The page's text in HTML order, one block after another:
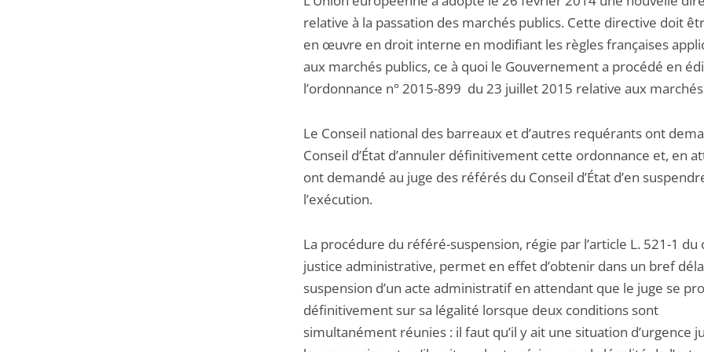
relative à la passation des marchés publics. Cette directive doit
en œuvre en droit interne en modifiant les règles françaises
aux marchés publics, ce à quoi le Gouvernement a procédé en
l’ordonnance n° 2015-899 du 23 juillet 2015 relative aux
Le Conseil national des barreaux et d’autres requérants ont
Conseil d’État d’annuler définitivement cette ordonnance et, en
ont demandé au juge des référés du Conseil d’État d’en
l’exécution.
La procédure du référé-suspension, régie par l’article L. 521-1 du
justice administrative, permet en effet d’obtenir dans un bref
suspension d’un acte administratif en attendant que le juge se
définitivement sur sa légalité lorsque deux conditions sont
simultanément réunies : il faut qu’il y ait une situation d’urgence